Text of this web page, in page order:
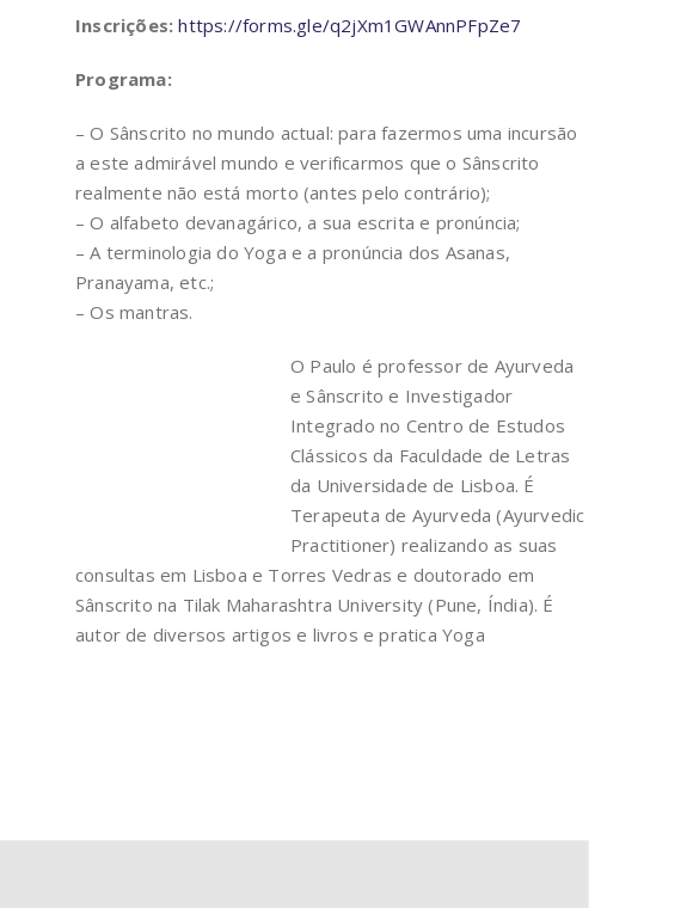
Inscrições: https://forms.gle/q2jXm1GWAnnPFpZe7
Programa:
– O Sânscrito no mundo actual: para fazermos uma incursão
a este admirável mundo e verificarmos que o Sânscrito
realmente não está morto (antes pelo contrário);
– O alfabeto devanagárico, a sua escrita e pronúncia;
– A terminologia do Yoga e a pronúncia dos Asanas,
Pranayama, etc.;
– Os mantras.
O Paulo é professor de Ayurveda
e Sânscrito e Investigador
Integrado no Centro de Estudos
Clássicos da Faculdade de Letras
da Universidade de Lisboa. É
Terapeuta de Ayurveda (Ayurvedic
Practitioner) realizando as suas
consultas em Lisboa e Torres Vedras e doutorado em
Sânscrito na Tilak Maharashtra University (Pune, Índia). É
autor de diversos artigos e livros e pratica Yoga